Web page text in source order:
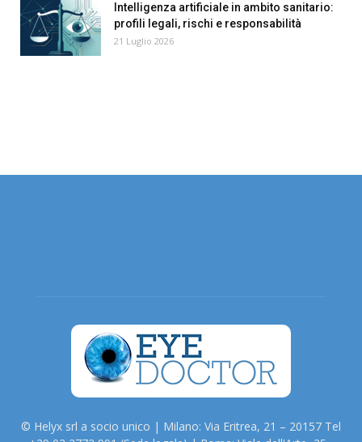
Intelligenza artificiale in ambito sanitario:
profili legali, rischi e responsabilità
21 Luglio 2026
© Helyx srl a socio unico | Milano: Via Eritrea, 21 – 20157 Tel